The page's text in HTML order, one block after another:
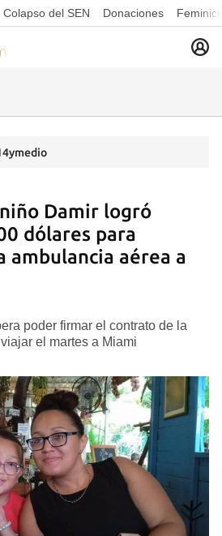
Colapso del SEN Donaciones
Damir logró
dólares para
ambulancia aérea a
poder firmar el contrato de la
el martes a Miami